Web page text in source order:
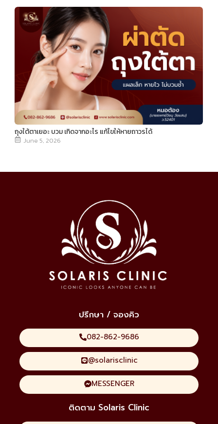
ถุงใต้ตาเยอะ บวม เกิดจากอะไร แก้ไขให้หายถาวรได้
June 5, 2026
ปรึกษา / จองคิว
082-862-9686
@solarisclinic
MESSENGER
ติดตาม Solaris Clinic